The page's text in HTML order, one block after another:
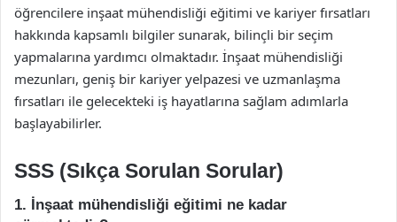
öğrencilere inşaat mühendisliği eğitimi ve kariyer fırsatları
hakkında kapsamlı bilgiler sunarak, bilinçli bir seçim
yapmalarına yardımcı olmaktadır. İnşaat mühendisliği
mezunları, geniş bir kariyer yelpazesi ve uzmanlaşma
fırsatları ile gelecekteki iş hayatlarına sağlam adımlarla
başlayabilirler.
SSS (Sıkça Sorulan Sorular)
1. İnşaat mühendisliği eğitimi ne kadar